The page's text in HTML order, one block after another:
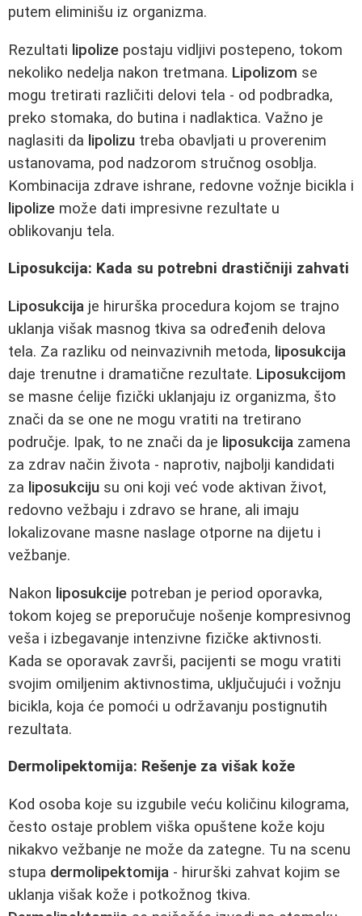
putem eliminišu iz organizma.
Rezultati lipolize postaju vidljivi postepeno, tokom
nekoliko nedelja nakon tretmana. Lipolizom se
mogu tretirati različiti delovi tela - od podbradka,
preko stomaka, do butina i nadlaktica. Važno je
naglasiti da lipolizu treba obavljati u proverenim
ustanovama, pod nadzorom stručnog osoblja.
Kombinacija zdrave ishrane, redovne vožnje bicikla i
lipolize može dati impresivne rezultate u
oblikovanju tela.
Liposukcija: Kada su potrebni drastičniji zahvati
Liposukcija je hirurška procedura kojom se trajno
uklanja višak masnog tkiva sa određenih delova
tela. Za razliku od neinvazivnih metoda, liposukcija
daje trenutne i dramatične rezultate. Liposukcijom
se masne ćelije fizički uklanjaju iz organizma, što
znači da se one ne mogu vratiti na tretirano
područje. Ipak, to ne znači da je liposukcija zamena
za zdrav način života - naprotiv, najbolji kandidati
za liposukciju su oni koji već vode aktivan život,
redovno vežbaju i zdravo se hrane, ali imaju
lokalizovane masne naslage otporne na dijetu i
vežbanje.
Nakon liposukcije potreban je period oporavka,
tokom kojeg se preporučuje nošenje kompresivnog
veša i izbegavanje intenzivne fizičke aktivnosti.
Kada se oporavak završi, pacijenti se mogu vratiti
svojim omiljenim aktivnostima, uključujući i vožnju
bicikla, koja će pomoći u održavanju postignutih
rezultata.
Dermolipektomija: Rešenje za višak kože
Kod osoba koje su izgubile veću količinu kilograma,
često ostaje problem viška opuštene kože koju
nikakvo vežbanje ne može da zategne. Tu na scenu
stupa dermolipektomija - hirurški zahvat kojim se
uklanja višak kože i potkožnog tkiva.